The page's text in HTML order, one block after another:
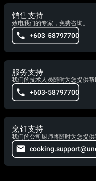
销售支持
致电我们的专家，免费咨询。
+603-58797700
服务支持
我们的技术人员随时为您提供帮
+603-58797700
烹饪支持
我们的公司厨师将随时为您提供